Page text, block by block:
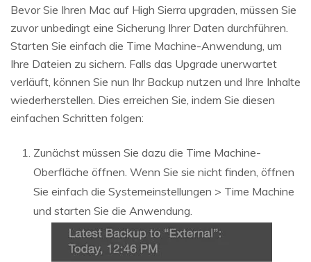
Bevor Sie Ihren Mac auf High Sierra upgraden, müssen Sie
zuvor unbedingt eine Sicherung Ihrer Daten durchführen.
Starten Sie einfach die Time Machine-Anwendung, um
Ihre Dateien zu sichern. Falls das Upgrade unerwartet
verläuft, können Sie nun Ihr Backup nutzen und Ihre Inhalte
wiederherstellen. Dies erreichen Sie, indem Sie diesen
einfachen Schritten folgen:
Zunächst müssen Sie dazu die Time Machine-
Oberfläche öffnen. Wenn Sie sie nicht finden, öffnen
Sie einfach die Systemeinstellungen > Time Machine
und starten Sie die Anwendung.